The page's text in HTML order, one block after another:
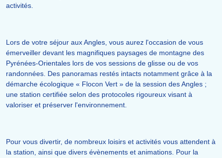
activités.
Lors de votre séjour aux Angles, vous aurez l'occasion de vous
émerveiller devant les magnifiques paysages de montagne des
Pyrénées-Orientales lors de vos sessions de glisse ou de vos
randonnées. Des panoramas restés intacts notamment grâce à la
démarche écologique « Flocon Vert » de la session des Angles ;
une station certifiée selon des protocoles rigoureux visant à
valoriser et préserver l'environnement.
Pour vous divertir, de nombreux loisirs et activités vous attendent à
la station, ainsi que divers évènements et animations. Pour la